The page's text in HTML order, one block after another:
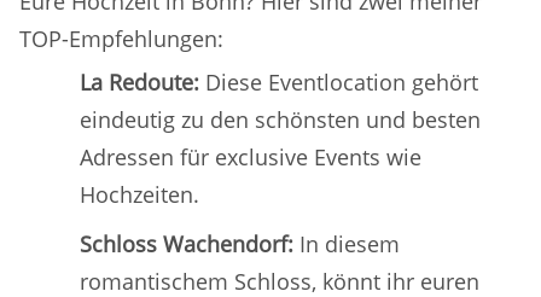
TOP-Empfehlungen:
La Redoute: Diese Eventlocation gehört
eindeutig zu den schönsten und besten
Adressen für exclusive Events wie
Hochzeiten.
Schloss Wachendorf: In diesem
romantischem Schloss, könnt ihr euren